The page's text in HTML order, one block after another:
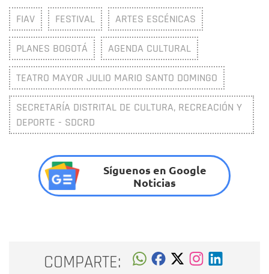
FIAV FESTIVAL ARTES ESCÉNICAS
PLANES BOGOTÁ AGENDA CULTURAL
TEATRO MAYOR JULIO MARIO SANTO DOMINGO
SECRETARÍA DISTRITAL DE CULTURA, RECREACIÓN Y
DEPORTE - SDCRD
Síguenos en Google
Noticias
COMPARTE: